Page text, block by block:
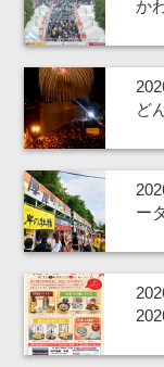
か
ど
ー